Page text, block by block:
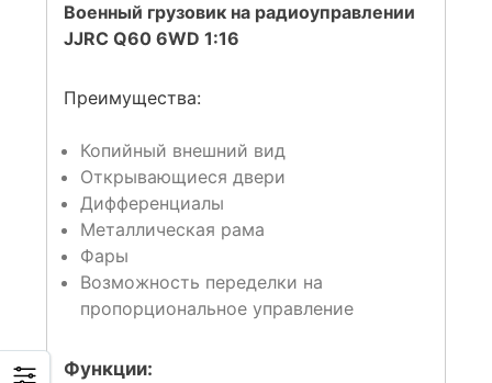
Военный грузовик на радиоуправлении
JJRC Q60 6WD 1:16
Преимущества:
Копийный внешний вид
Открывающиеся двери
Дифференциалы
Металлическая рама
Фары
Возможность переделки на
пропорциональное управление
Функции: